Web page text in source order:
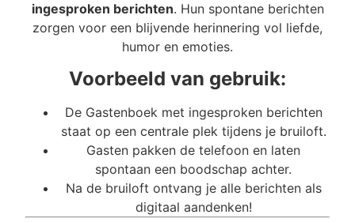
ingesproken berichten. Hun spontane berichten
zorgen voor een blijvende herinnering vol liefde,
humor en emoties.
Voorbeeld van gebruik:
De Gastenboek met ingesproken berichten
staat op een centrale plek tijdens je bruiloft.
Gasten pakken de telefoon en laten
spontaan een boodschap achter.
Na de bruiloft ontvang je alle berichten als
digitaal aandenken!